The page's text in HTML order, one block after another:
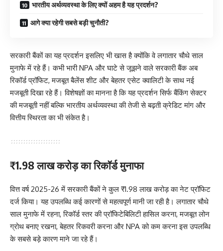
भारतीय अर्थव्यवस्था के लिए क्यों अहम है यह प्रदर्शन?
आगे क्या रहेगी सबसे बड़ी चुनौती?
सरकारी बैंकों का यह प्रदर्शन इसलिए भी खास है क्योंकि वे लगातार चौथे साल
मुनाफे में रहे हैं। कभी भारी NPA और घाटे से जूझने वाले सरकारी बैंक अब
रिकॉर्ड प्रॉफिट, मजबूत बैलेंस शीट और बेहतर एसेट क्वालिटी के साथ नई
मजबूती दिखा रहे हैं। विशेषज्ञों का मानना है कि यह प्रदर्शन सिर्फ बैंकिंग सेक्टर
की मजबूती नहीं बल्कि भारतीय अर्थव्यवस्था की तेजी से बढ़ती क्रेडिट मांग और
वित्तीय स्थिरता का भी संकेत है।
₹1.98 लाख करोड़ का रिकॉर्ड मुनाफा
वित्त वर्ष 2025-26 में सरकारी बैंकों ने कुल ₹1.98 लाख करोड़ का नेट प्रॉफिट
दर्ज किया। यह उपलब्धि कई कारणों से महत्वपूर्ण मानी जा रही है। लगातार चौथे
साल मुनाफे में रहना, रिकॉर्ड स्तर की प्रॉफिटेबिलिटी हासिल करना, मजबूत लोन
ग्रोथ बनाए रखना, बेहतर रिकवरी करना और NPA को कम करना इस उपलब्धि
के सबसे बड़े कारण माने जा रहे हैं।